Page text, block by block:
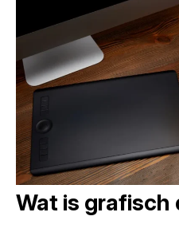
Wat is grafisch